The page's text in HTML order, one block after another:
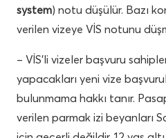
system) notu düşülür. Bazı
verilen vizeye VİS notunu
– VİS’li vizeler başvuru
yapacakları yeni vize
bulunmama hakkı tanır.
verilen parmak izi beyanları